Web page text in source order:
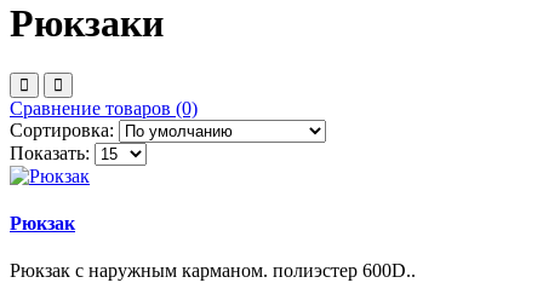
Рюкзаки
Сравнение товаров (0)
Сортировка:
Показать:
Рюкзак
Рюкзак с наружным карманом. полиэстер 600D..